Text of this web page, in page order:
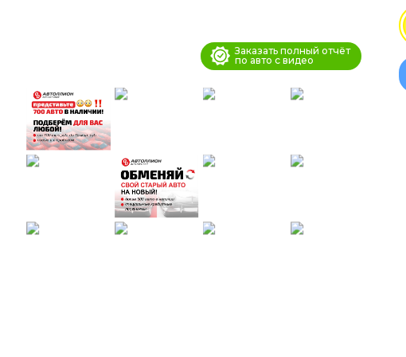
Заказать полный отчёт
по авто с видео